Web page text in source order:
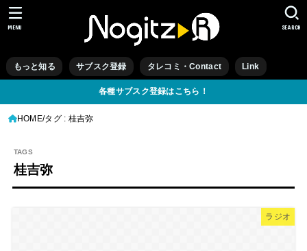
もっと知る サブスク登録 タレコミ・Contact Link
SEARCH
MENU
各種サブスク登録はこちら！
HOME タグ : 桂吉弥
桂吉弥
ラジオ